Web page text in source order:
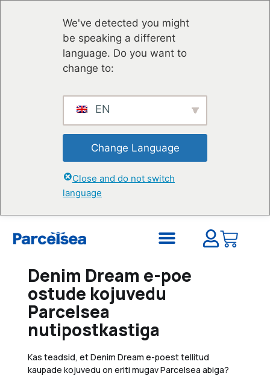
We've detected you might
be speaking a different
language. Do you want to
change to:
EN
Change Language
Close and do not switch
language
Denim Dream e-poe
ostude kojuvedu
Parcelsea
nutipostkastiga
Kas teadsid, et Denim Dream e-poest tellitud
kaupade kojuvedu on eriti mugav Parcelsea abiga?